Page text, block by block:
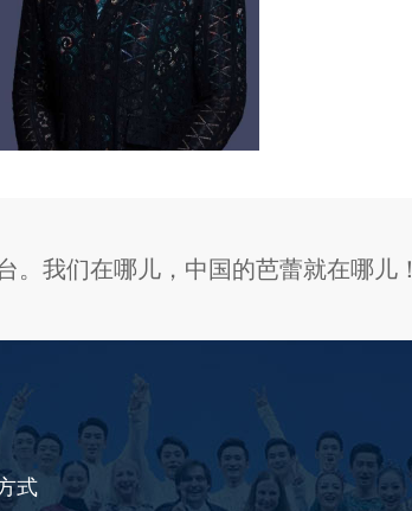
。我们在哪儿，中国的芭蕾就在哪儿！
式